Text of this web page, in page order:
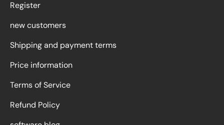
Register
new customers
Shipping and payment terms
Price information
Terms of Service
Refund Policy